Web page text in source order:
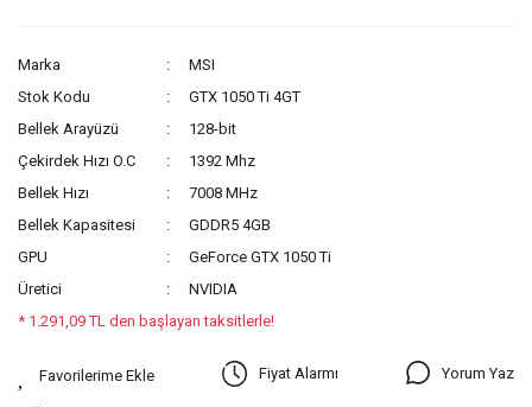
Marka
MSI
Stok Kodu
GTX 1050 Ti 4GT
Bellek Arayüzü
128-bit
Çekirdek Hızı O.C
1392 Mhz
Bellek Hızı
7008 MHz
Bellek Kapasitesi
GDDR5 4GB
GPU
GeForce GTX 1050 Ti
Üretici
NVIDIA
* 1.291,09 TL den başlayan taksitlerle!
Fiyat Alarmı Yorum Yaz